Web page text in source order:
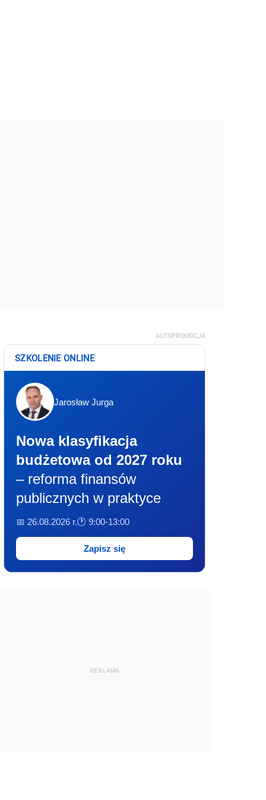
AUTOPROMOCJA
SZKOLENIE ONLINE
Jarosław Jurga
Nowa klasyfikacja
budżetowa od 2027 roku
– reforma finansów
publicznych w praktyce
📅 26.08.2026 r.🕐 9:00-13:00
Zapisz się
REKLAMA